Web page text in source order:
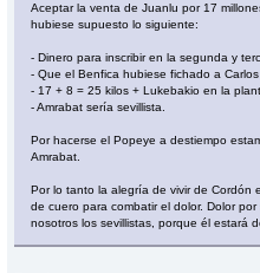
Aceptar la venta de Juanlu por 17
hubiese supuesto lo siguiente:
- Dinero para inscribir en la segunda y
- Que el Benfica hubiese fichado a
- 17 + 8 = 25 kilos + Lukebakio en la
- Amrabat sería sevillista.
Por hacerse el Popeye a destiempo
Amrabat.
Por lo tanto la alegría de vivir de Cordón
de cuero para combatir el dolor. Dolor
nosotros los sevillistas, porque él estará